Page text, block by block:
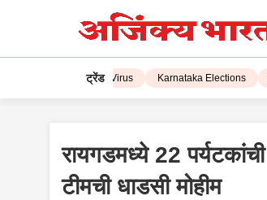
ट्रेंड
Corona Virus Karnataka Elections
रायगडमध्ये 22
टीमची धाडसी मोहीम